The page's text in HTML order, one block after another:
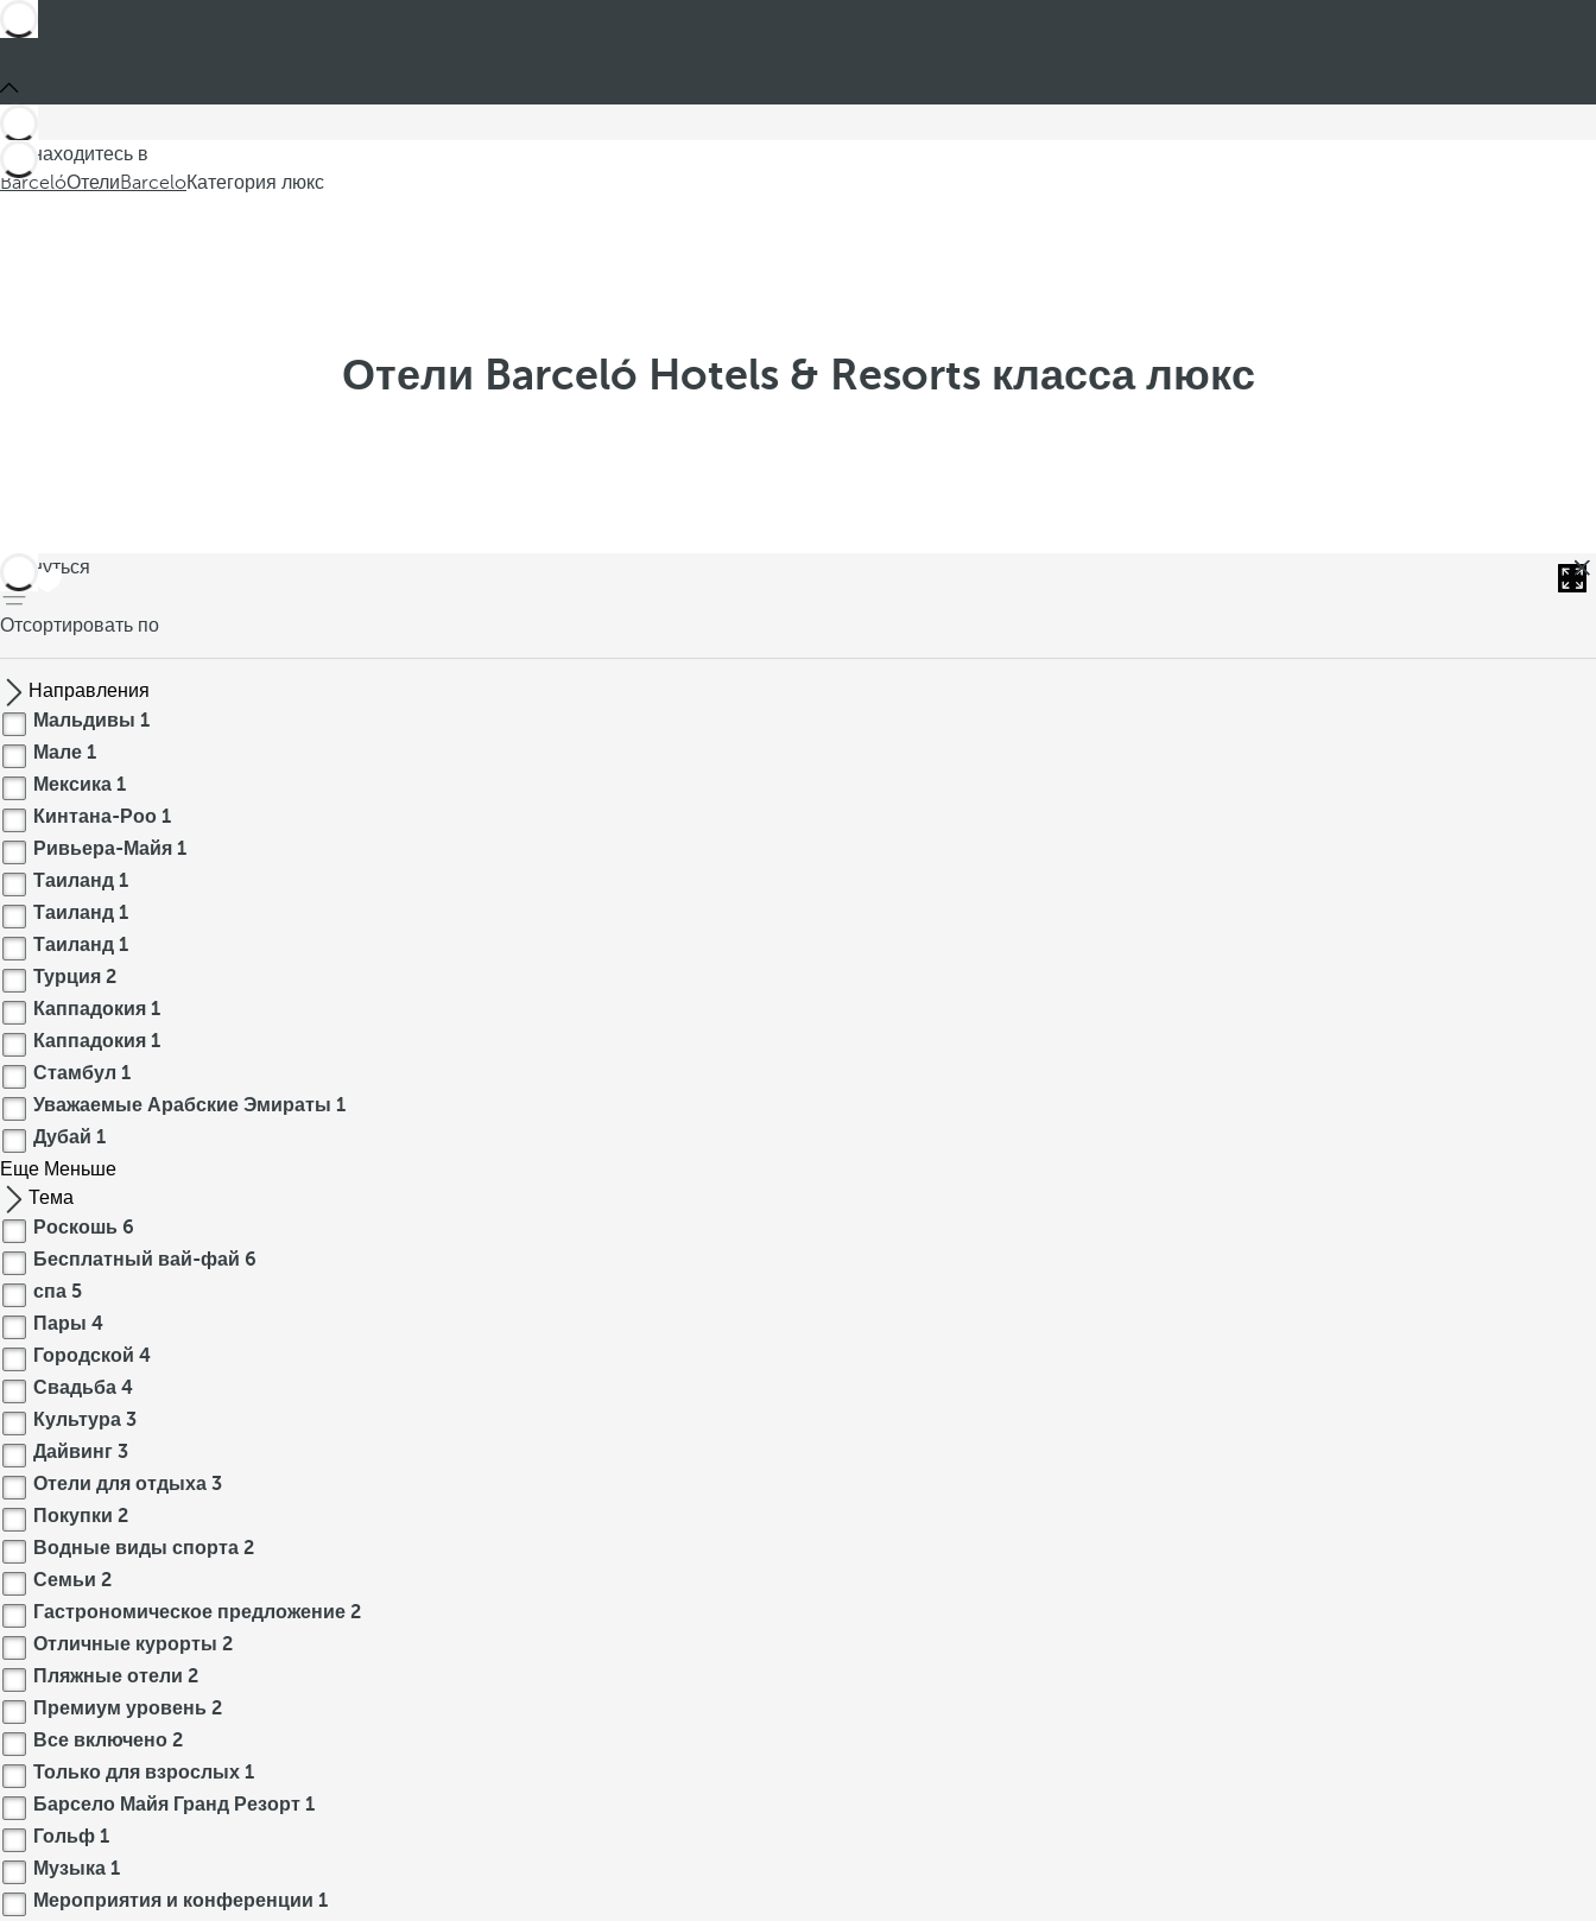
Вы находитесь в
BarcelóОтелиBarceloКатегория люкс
Отели Barceló Hotels & Resorts класса люкс
вернуться
Отсортировать по
Направления
Мальдивы 1
Мале 1
Мексика 1
Кинтана-Роо 1
Ривьера-Майя 1
Таиланд 1
Таиланд 1
Таиланд 1
Турция 2
Каппадокия 1
Каппадокия 1
Стамбул 1
Уважаемые Арабские Эмираты 1
Дубай 1
Еще Меньше
Тема
Роскошь 6
Бесплатный вай-фай 6
спа 5
Пары 4
Городской 4
Свадьба 4
Культура 3
Дайвинг 3
Отели для отдыха 3
Покупки 2
Водные виды спорта 2
Семьи 2
Гастрономическое предложение 2
Отличные курорты 2
Пляжные отели 2
Премиум уровень 2
Все включено 2
Только для взрослых 1
Барсело Майя Гранд Резорт 1
Гольф 1
Музыка 1
Мероприятия и конференции 1